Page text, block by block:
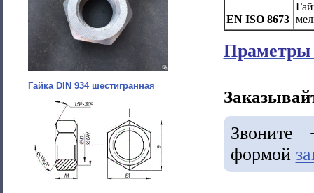
Гайка DIN 934 шестигранная
EN ISO 8673
Праметры
Звоните
формой